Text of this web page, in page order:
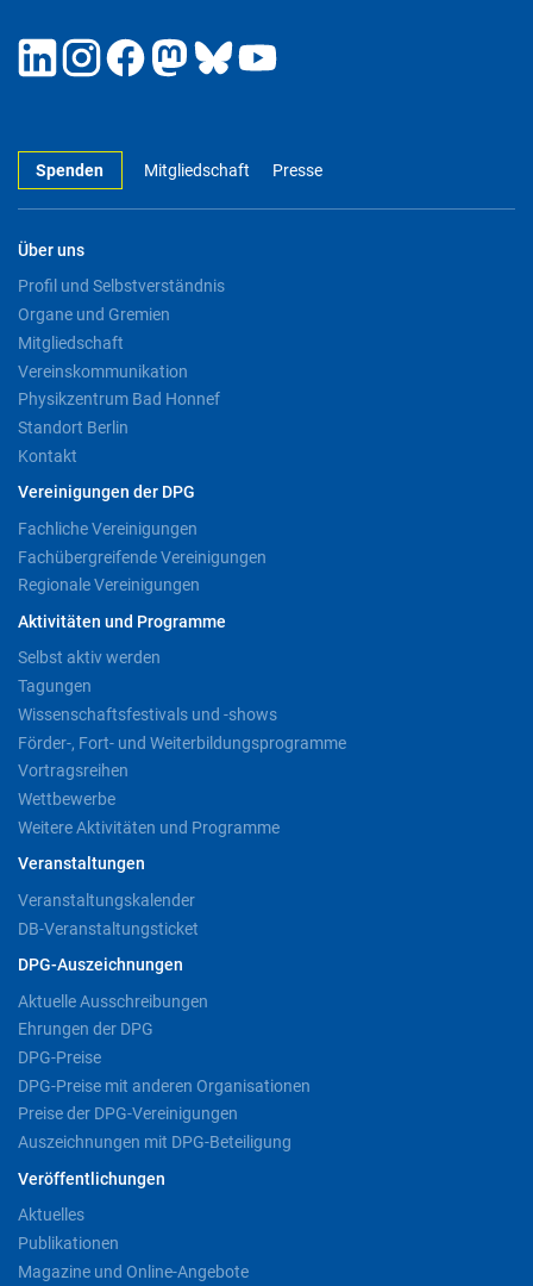
Spenden Mitgliedschaft Presse
Über uns
Profil und Selbstverständnis
Organe und Gremien
Mitgliedschaft
Vereinskommunikation
Physikzentrum Bad Honnef
Standort Berlin
Kontakt
Vereinigungen der DPG
Fachliche Vereinigungen
Fachübergreifende Vereinigungen
Regionale Vereinigungen
Aktivitäten und Programme
Selbst aktiv werden
Tagungen
Wissenschaftsfestivals und -shows
Förder-, Fort- und Weiterbildungsprogramme
Vortragsreihen
Wettbewerbe
Weitere Aktivitäten und Programme
Veranstaltungen
Veranstaltungskalender
DB-Veranstaltungsticket
DPG-Auszeichnungen
Aktuelle Ausschreibungen
Ehrungen der DPG
DPG-Preise
DPG-Preise mit anderen Organisationen
Preise der DPG-Vereinigungen
Auszeichnungen mit DPG-Beteiligung
Veröffentlichungen
Aktuelles
Publikationen
Magazine und Online-Angebote